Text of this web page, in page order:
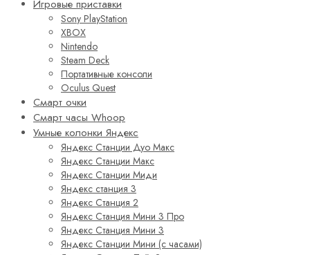
Игровые приставки
Sony PlayStation
XBOX
Nintendo
Steam Deck
Портативные консоли
Oculus Quest
Смарт очки
Смарт часы Whoop
Умные колонки Яндекс
Яндекс Станции Дуо Макс
Яндекс Станции Макс
Яндекс Станции Миди
Яндекс станция 3
Яндекс Станция 2
Яндекс Станция Мини 3 Про
Яндекс Станция Мини 3
Яндекс Станции Мини (с часами)